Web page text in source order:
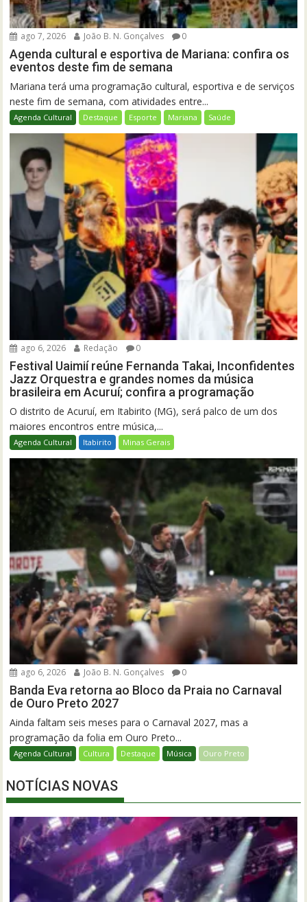
ago 7, 2026 João B. N. Gonçalves 0
Agenda cultural e esportiva de Mariana: confira os
eventos deste fim de semana
Mariana terá uma programação cultural, esportiva e de serviços
neste fim de semana, com atividades entre...
Agenda Cultural Destaque Esporte Mariana Saúde
ago 6, 2026 Redação 0
Festival Uaimií reúne Fernanda Takai, Inconfidentes
Jazz Orquestra e grandes nomes da música
brasileira em Acuruí; confira a programação
O distrito de Acuruí, em Itabirito (MG), será palco de um dos
maiores encontros entre música,...
Agenda Cultural Itabirito Minas Gerais
ago 6, 2026 João B. N. Gonçalves 0
Banda Eva retorna ao Bloco da Praia no Carnaval
de Ouro Preto 2027
Ainda faltam seis meses para o Carnaval 2027, mas a
programação da folia em Ouro Preto...
Agenda Cultural Cultura Destaque Música Ouro Preto
NOTÍCIAS NOVAS